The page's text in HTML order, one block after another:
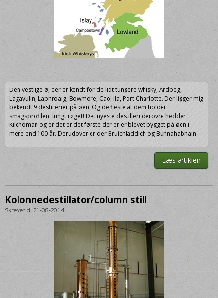
Den vestlige ø, der er kendt for de lidt tungere whisky, Ardbeg,
Lagavulin, Laphroaig, Bowmore, Caol Ila, Port Charlotte. Der ligger mig
bekendt 9 destillerier på øen. Og de fleste af dem holder
smagsprofilen: tungt røget! Det nyeste destilleri derovre hedder
Kilchoman og er det er det første der er er blevet bygget på øen i
mere end 100 år. Derudover er der Bruichladdich og Bunnahabhain.
Læs artiklen
Kolonnedestillator/column still
Skrevet d. 21-08-2014